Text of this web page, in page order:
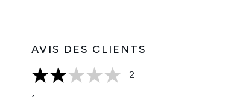
AVIS DES CLIENTS
2 étoiles sur un maximum de 5
2
1